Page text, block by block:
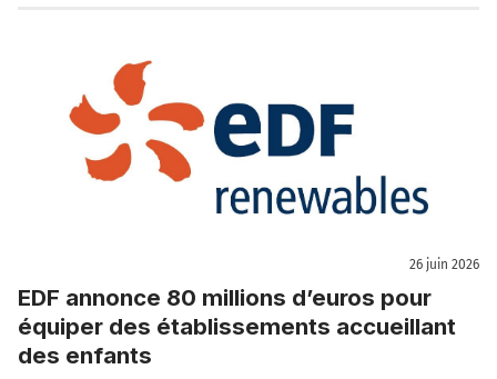
26 juin 2026
EDF annonce 80 millions d’euros pour
équiper des établissements accueillant
des enfants